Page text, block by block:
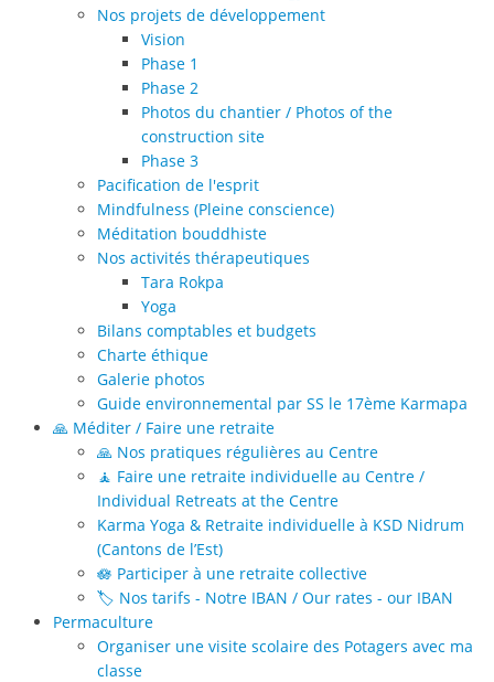
Nos projets de développement
Vision
Phase 1
Phase 2
Photos du chantier / Photos of the
construction site
Phase 3
Pacification de l'esprit
Mindfulness (Pleine conscience)
Méditation bouddhiste
Nos activités thérapeutiques
Tara Rokpa
Yoga
Bilans comptables et budgets
Charte éthique
Galerie photos
Guide environnemental par SS le 17ème Karmapa
🙏 Méditer / Faire une retraite
🙏 Nos pratiques régulières au Centre
🧘 Faire une retraite individuelle au Centre /
Individual Retreats at the Centre
Karma Yoga & Retraite individuelle à KSD Nidrum
(Cantons de l’Est)
🪷 Participer à une retraite collective
🏷️ Nos tarifs - Notre IBAN / Our rates - our IBAN
Permaculture
Organiser une visite scolaire des Potagers avec ma
classe